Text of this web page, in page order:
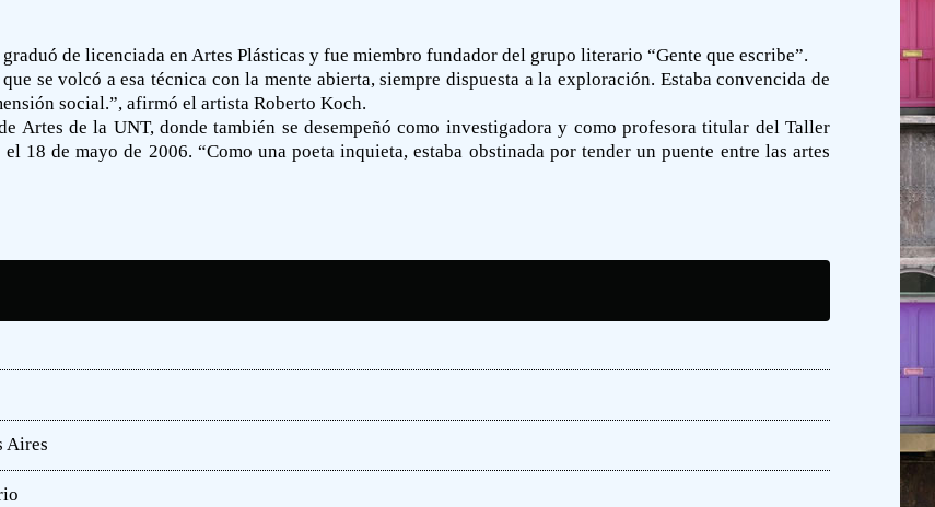
de licenciada en Artes Plásticas y fue miembro fundador del grupo literario “Gente que escribe”.
se volcó a esa técnica con la mente abierta, siempre dispuesta a la exploración. Estaba convencida de
social.”, afirmó el artista Roberto Koch.
Artes de la UNT, donde también se desempeñó como investigadora y como profesora titular del Taller
18 de mayo de 2006. “Como una poeta inquieta, estaba obstinada por tender un puente entre las artes
Aires